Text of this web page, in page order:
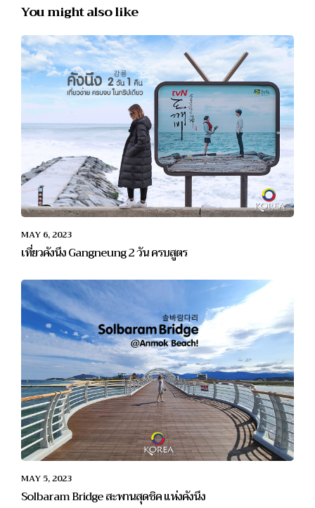
You might also like
MAY 6, 2023
เที่ยวคังนึง Gangneung 2 วัน ครบสูตร
MAY 5, 2023
Solbaram Bridge สะพานสุดชิค แห่งคังนึง